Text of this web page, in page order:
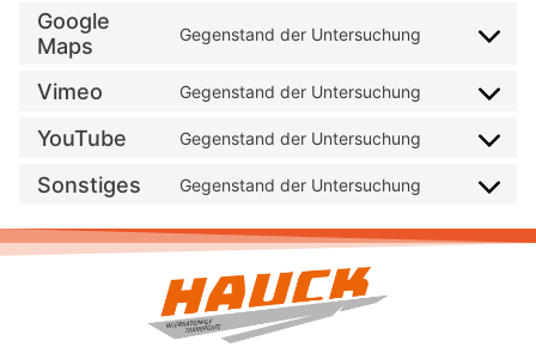
Google
Maps
Gegenstand der Untersuchung
Vimeo Gegenstand der Untersuchung
YouTube Gegenstand der Untersuchung
Sonstiges Gegenstand der Untersuchung